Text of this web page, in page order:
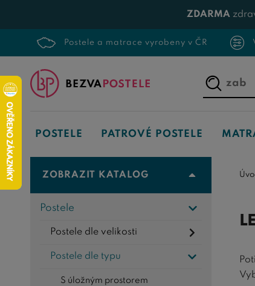
ZDARMA
Postele a matrace vyrobeny v ČR
Napište,
co
hledáte...
POSTELE PATROVÉ POSTELE
ZOBRAZIT KATALOG
Postele
Postele dle velikosti
Postele dle typu
S úložným prostorem